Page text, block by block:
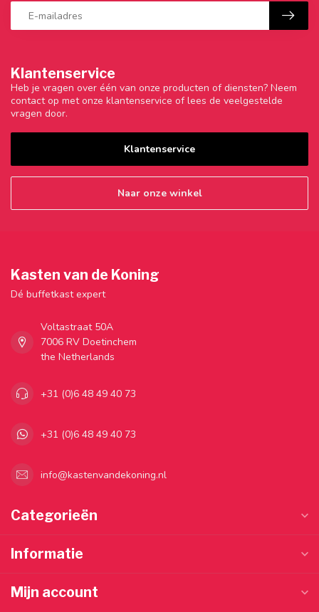
Klantenservice
Heb je vragen over één van onze producten of diensten? Neem
contact op met onze klantenservice of lees de veelgestelde
vragen door.
Klantenservice
Naar onze winkel
Kasten van de Koning
Dé buffetkast expert
Voltastraat 50A
7006 RV Doetinchem
the Netherlands
+31 (0)6 48 49 40 73
+31 (0)6 48 49 40 73
info@kastenvandekoning.nl
Categorieën
Informatie
Mijn account